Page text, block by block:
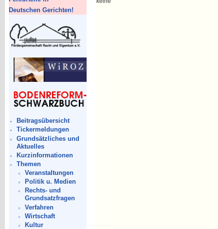
Deutschen Gerichten!
Beitragsübersicht
Tickermeldungen
Grundsätzliches und
Aktuelles
Kurzinformationen
Themen
Veranstaltungen
Politik u. Medien
Rechts- und
Grundsatzfragen
Verfahren
Wirtschaft
Kultur